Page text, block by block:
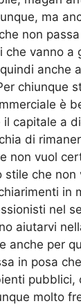
ma
non
che vanno a
anche
chiunque
è
capitale a
di
non vuol
stile che non
in
nel
aiutarvi
anche per
in posa
pubblici,
molto